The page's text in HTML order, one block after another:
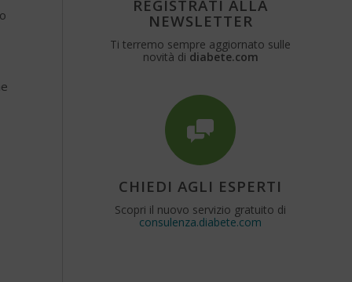
REGISTRATI ALLA
NEWSLETTER
Ti terremo sempre aggiornato sulle
novità di diabete.com
CHIEDI AGLI ESPERTI
Scopri il nuovo servizio gratuito di
consulenza.diabete.com